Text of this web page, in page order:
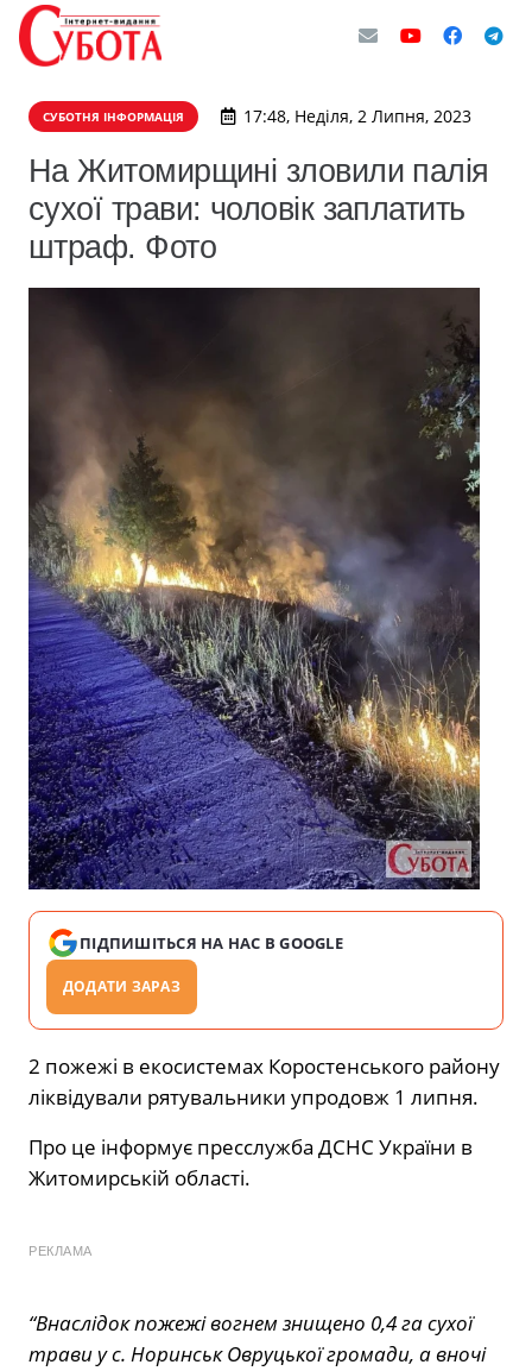
СУБОТНЯ ІНФОРМАЦІЯ 17:48, Неділя, 2 Липня, 2023
На Житомирщині зловили палія
сухої трави: чоловік заплатить
штраф. Фото
ПІДПИШІТЬСЯ НА НАС В GOOGLE
ДОДАТИ ЗАРАЗ
2 пожежі в екосистемах Коростенського району
ліквідували рятувальники упродовж 1 липня.
Про це інформує пресслужба ДСНС України в
Житомирській області.
РЕКЛАМА
“Внаслідок пожежі вогнем знищено 0,4 га сухої
трави у с. Норинськ Овруцької громади, а вночі